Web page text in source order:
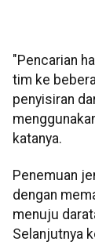
"Pencarian
tim ke
penyisiran
katanya.
Penemuan
dengan
menuju
Selanjutnya